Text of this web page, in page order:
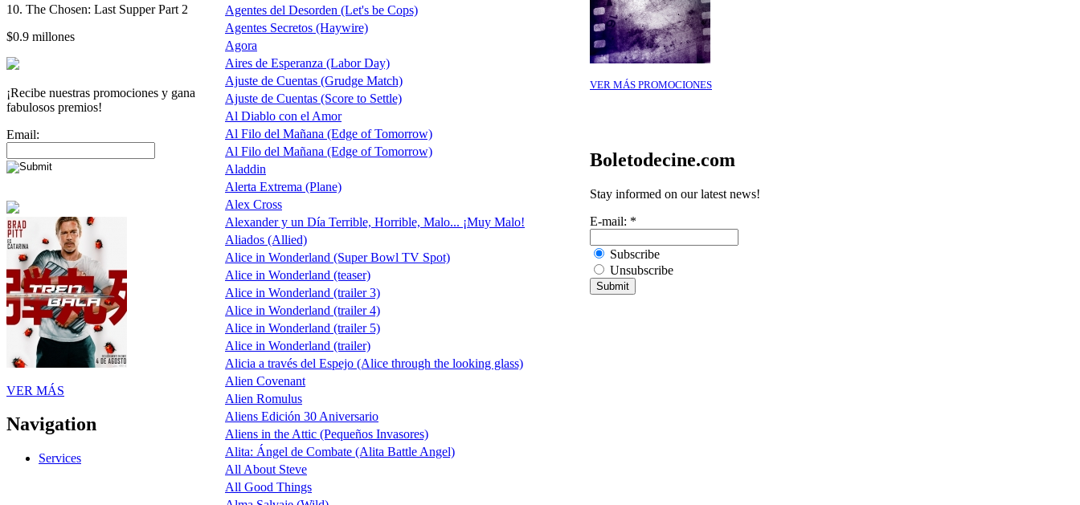
10. The Chosen: Last Supper Part 2
$0.9 millones
¡Recibe nuestras promociones y gana
fabulosos premios!
Email:
VER MÁS
Navigation
Services
Agentes del Desorden (Let's be Cops)
Agentes Secretos (Haywire)
Agora
Aires de Esperanza (Labor Day)
Ajuste de Cuentas (Grudge Match)
Ajuste de Cuentas (Score to Settle)
Al Diablo con el Amor
Al Filo del Mañana (Edge of Tomorrow)
Al Filo del Mañana (Edge of Tomorrow)
Aladdin
Alerta Extrema (Plane)
Alex Cross
Alexander y un Día Terrible, Horrible, Malo... ¡Muy Malo!
Aliados (Allied)
Alice in Wonderland (Super Bowl TV Spot)
Alice in Wonderland (teaser)
Alice in Wonderland (trailer 3)
Alice in Wonderland (trailer 4)
Alice in Wonderland (trailer 5)
Alice in Wonderland (trailer)
Alicia a través del Espejo (Alice through the looking glass)
Alien Covenant
Alien Romulus
Aliens Edición 30 Aniversario
Aliens in the Attic (Pequeños Invasores)
Alita: Ángel de Combate (Alita Battle Angel)
All About Steve
All Good Things
VER MÁS PROMOCIONES
Boletodecine.com
Stay informed on our latest news!
E-mail: *
Subscribe
Unsubscribe